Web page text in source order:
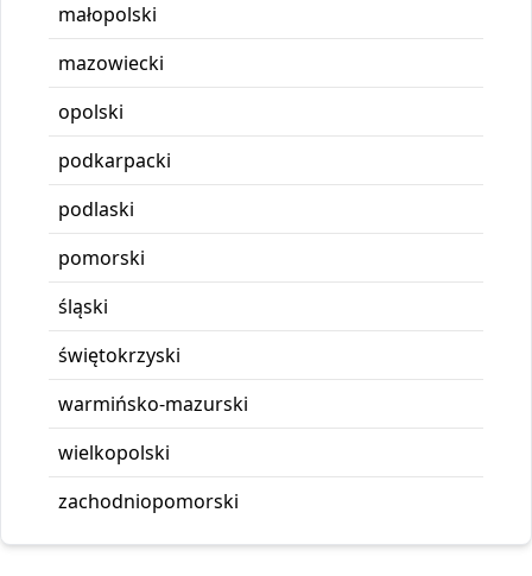
małopolski
mazowiecki
opolski
podkarpacki
podlaski
pomorski
śląski
świętokrzyski
warmińsko-mazurski
wielkopolski
zachodniopomorski